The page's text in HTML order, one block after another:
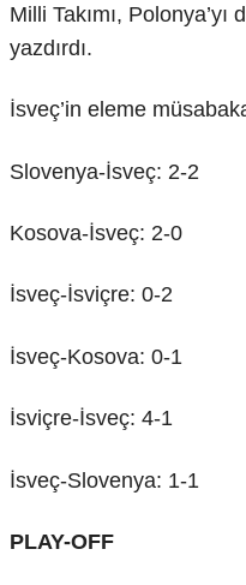
Milli Takımı, Polonya’yı
yazdırdı.
İsveç’in eleme
Slovenya-İsveç: 2-2
Kosova-İsveç: 2-0
İsveç-İsviçre: 0-2
İsveç-Kosova: 0-1
İsviçre-İsveç: 4-1
İsveç-Slovenya: 1-1
PLAY-OFF